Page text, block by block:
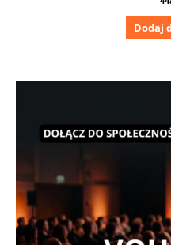
Dodaj